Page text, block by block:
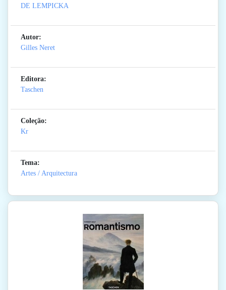
DE LEMPICKA
Autor:
Gilles Neret
Editora:
Taschen
Coleção:
Kr
Tema:
Artes / Arquitectura